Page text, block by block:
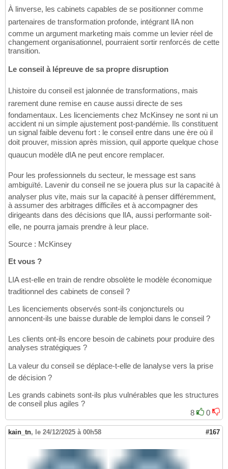
À linverse, les cabinets capables de se positionner comme
partenaires de transformation profonde, intégrant lIA non
comme un argument marketing mais comme un levier réel de
changement organisationnel, pourraient sortir renforcés de cette
transition.
Le conseil à lépreuve de sa propre disruption
Lhistoire du conseil est jalonnée de transformations, mais
rarement dune remise en cause aussi directe de ses
fondamentaux. Les licenciements chez McKinsey ne sont ni un
accident ni un simple ajustement post-pandémie. Ils constituent
un signal faible devenu fort : le conseil entre dans une ère où il
doit prouver, mission après mission, quil apporte quelque chose
quaucun modèle dIA ne peut encore remplacer.
Pour les professionnels du secteur, le message est sans
ambiguïté. Lavenir du conseil ne se jouera plus sur la capacité à
analyser plus vite, mais sur la capacité à penser différemment,
à assumer des arbitrages difficiles et à accompagner des
dirigeants dans des décisions que lIA, aussi performante soit-
elle, ne pourra jamais prendre à leur place.
Source : McKinsey
Et vous ?
LIA est-elle en train de rendre obsolète le modèle économique
traditionnel des cabinets de conseil ?
Les licenciements observés sont-ils conjoncturels ou
annoncent-ils une baisse durable de lemploi dans le conseil ?
Les clients ont-ils encore besoin de cabinets pour produire des
analyses stratégiques ?
La valeur du conseil se déplace-t-elle de lanalyse vers la prise
de décision ?
Les grands cabinets sont-ils plus vulnérables que les structures
de conseil plus agiles ?
8
0
kain_tn, le 24/12/2025 à 00h58 #167